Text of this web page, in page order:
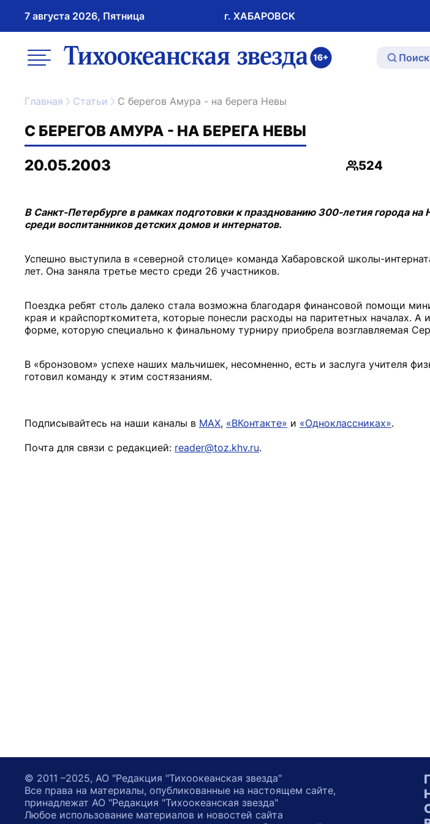
7 августа 2026, Пятница г. ХАБАРОВСК
меню ссылка на главную
Главная Статьи С берегов Амура - на берега Невы
С БЕРЕГОВ АМУРА - НА БЕРЕГА НЕВЫ
20.05.2003
Просмотры
524
В Санкт-Петербурге в рамках подготовки к празднованию 300-летия города
среди воспитанников детских домов и интернатов.
Успешно выступила в «северной столице» команда Хабаровской школы-
лет. Она заняла третье место среди 26 участников.
Поездка ребят столь далеко стала возможна благодаря финансовой помощи
края и крайспорткомитета, которые понесли расходы на паритетных началах. А
форме, которую специально к финальному турниру приобрела возглавляемая
В «бронзовом» успехе наших мальчишек, несомненно, есть и заслуга учителя
готовил команду к этим состязаниям.
Подписывайтесь на наши каналы в MAX, «ВКонтакте» и «Одноклассниках».
Почта для связи с редакцией: reader@toz.khv.ru.
© 2011 –2025, АО "Редакция "Тихоокеанская звезда"
Все права на материалы, опубликованные на настоящем сайте,
принадлежат АО "Редакция "Тихоокеанская звезда"
Любое использование материалов и новостей сайта